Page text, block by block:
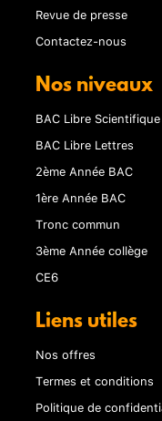
Revue de presse
Contactez-nous
Nos niveaux
BAC Libre Scientifique
BAC Libre Lettres
2ème Année BAC
1ère Année BAC
Tronc commun
3ème Année collège
CE6
Liens utiles
Nos offres
Termes et conditions
Politique de